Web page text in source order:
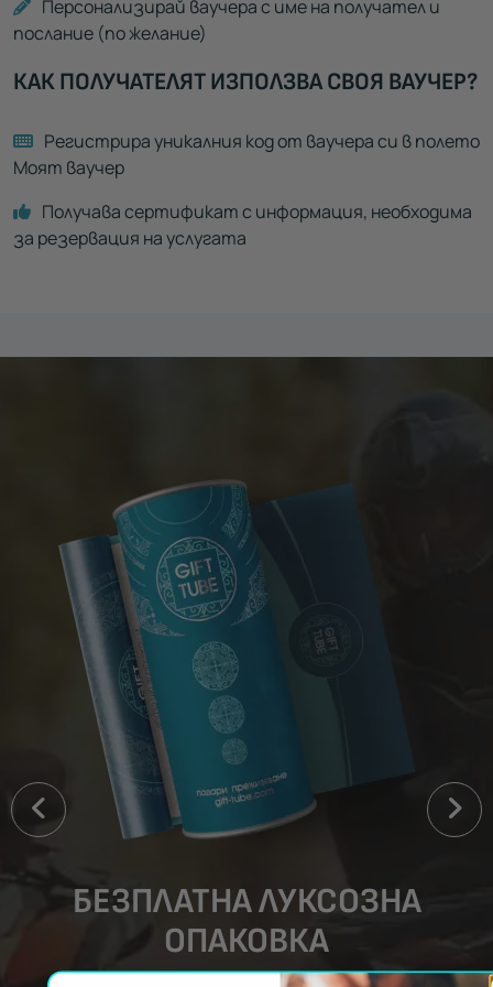
Персонализирай ваучера с име на получател и
послание (по желание)
КАК ПОЛУЧАТЕЛЯТ ИЗПОЛЗВА СВОЯ ВАУЧЕР?
Регистрира уникалния код от ваучера си в полето
Моят ваучер
Получава сертификат с информация, необходима
за резервация на услугата
БЕЗПЛАТНА ЛУКСОЗНА
ОПАКОВКА